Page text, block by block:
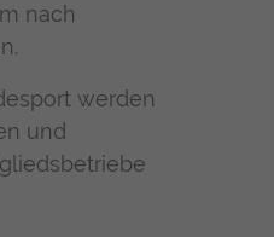
nach
werden
und